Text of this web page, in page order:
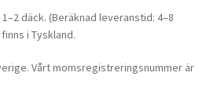
däck. (Beräknad leveranstid: 4–8
i Tyskland.
Vårt momsregistreringsnummer är